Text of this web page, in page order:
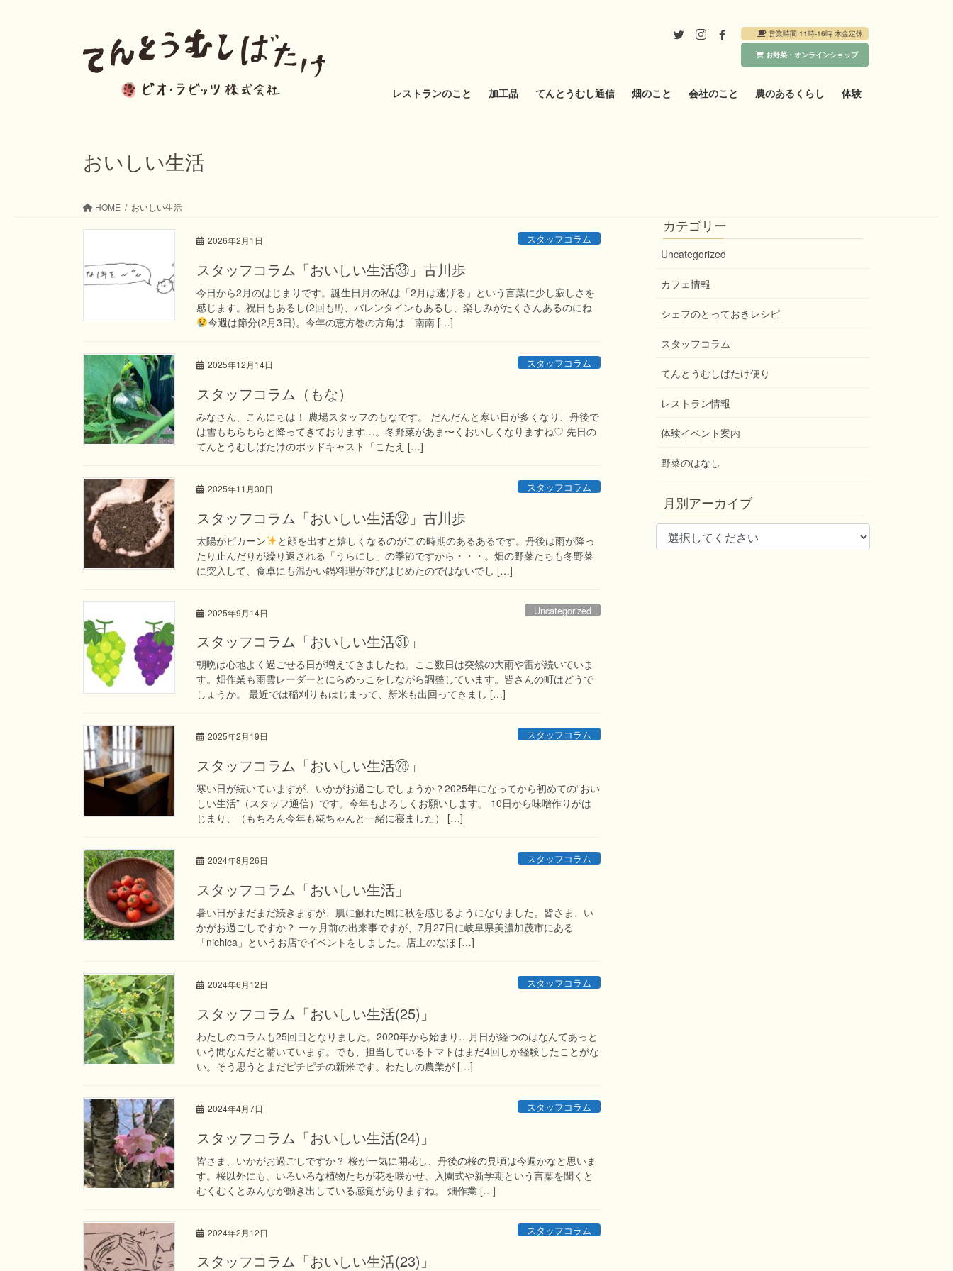
営業時間 11時-16時 木金定休
お野菜・オンラインショップ
レストランのこと 加工品 てんとうむし通信 畑のこと 会社のこと 農のあるくらし 体験
おいしい生活
HOME おいしい生活
2026年2月1日 スタッフコラム
スタッフコラム「おいしい生活㉝」古川歩
今日から2月のはじまりです。誕生日月の私は「2月は逃げる」という言葉に少し寂しさを
感じます。祝日もあるし(2回も!!)、バレンタインもあるし、楽しみがたくさんあるのにね
今週は節分(2月3日)。今年の恵方巻の方角は「南南 […]
2025年12月14日 スタッフコラム
スタッフコラム（もな）
みなさん、こんにちは！ 農場スタッフのもなです。 だんだんと寒い日が多くなり、丹後で
は雪もちらちらと降ってきております…。冬野菜があま〜くおいしくなりますね♡ 先日の
てんとうむしばたけのポッドキャスト「こたえ […]
2025年11月30日 スタッフコラム
スタッフコラム「おいしい生活㉜」古川歩
太陽がピカーン
と顔を出すと嬉しくなるのがこの時期のあるあるです。丹後は雨が降っ
たり止んだりが繰り返される「うらにし」の季節ですから・・・。畑の野菜たちも冬野菜
に突入して、食卓にも温かい鍋料理が並びはじめたのではないでし […]
2025年9月14日 Uncategorized
スタッフコラム「おいしい生活㉛」
朝晩は心地よく過ごせる日が増えてきましたね。ここ数日は突然の大雨や雷が続いていま
す。畑作業も雨雲レーダーとにらめっこをしながら調整しています。皆さんの町はどうで
しょうか。 最近では稲刈りもはじまって、新米も出回ってきまし […]
2025年2月19日 スタッフコラム
スタッフコラム「おいしい生活㉘」
寒い日が続いていますが、いかがお過ごしでしょうか？2025年になってから初めての“おい
しい生活”（スタッフ通信）です。今年もよろしくお願いします。 10日から味噌作りがは
じまり、（もちろん今年も糀ちゃんと一緒に寝ました） […]
2024年8月26日 スタッフコラム
スタッフコラム「おいしい生活」
暑い日がまだまだ続きますが、肌に触れた風に秋を感じるようになりました。皆さま、い
かがお過ごしですか？ 一ヶ月前の出来事ですが、7月27日に岐阜県美濃加茂市にある
「nichica」というお店でイベントをしました。店主のなほ […]
2024年6月12日 スタッフコラム
スタッフコラム「おいしい生活(25)」
わたしのコラムも25回目となりました。2020年から始まり…月日が経つのはなんてあっと
いう間なんだと驚いています。でも、担当しているトマトはまだ4回しか経験したことがな
い。そう思うとまだピチピチの新米です。わたしの農業が […]
2024年4月7日 スタッフコラム
スタッフコラム「おいしい生活(24)」
皆さま、いかがお過ごしですか？ 桜が一気に開花し、丹後の桜の見頃は今週かなと思いま
す。桜以外にも、いろいろな植物たちが花を咲かせ、入園式や新学期という言葉を聞くと
むくむくとみんなが動き出している感覚がありますね。 畑作業 […]
2024年2月12日 スタッフコラム
スタッフコラム「おいしい生活(23)」
カテゴリー
Uncategorized
カフェ情報
シェフのとっておきレシピ
スタッフコラム
てんとうむしばたけ便り
レストラン情報
体験イベント案内
野菜のはなし
月別アーカイブ